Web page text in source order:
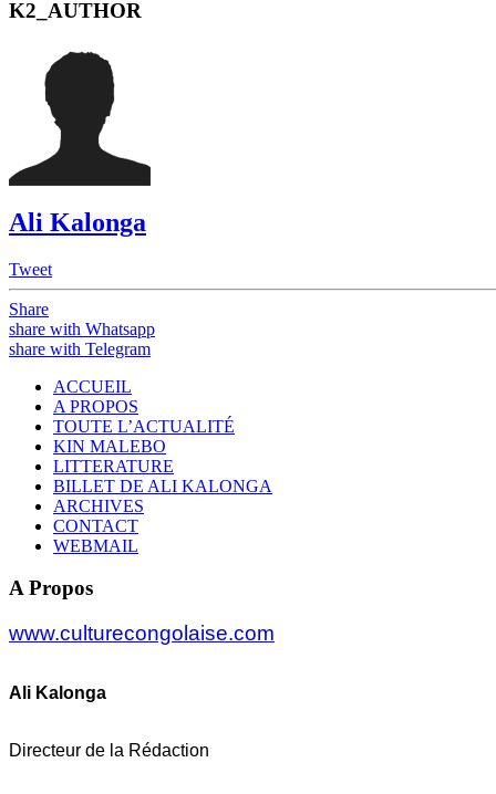
K2_AUTHOR
Ali Kalonga
Tweet
Share
share with Whatsapp
share with Telegram
ACCUEIL
A PROPOS
TOUTE L’ACTUALITÉ
KIN MALEBO
LITTERATURE
BILLET DE ALI KALONGA
ARCHIVES
CONTACT
WEBMAIL
A Propos
www.culturecongolaise.com
Ali Kalonga
Directeur de la Rédaction